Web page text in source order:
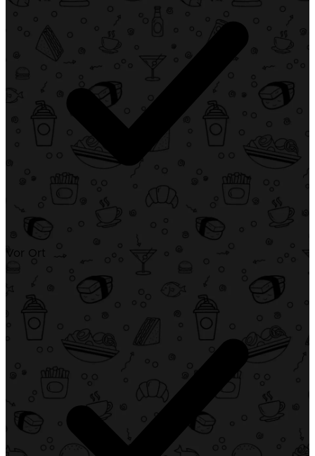
Vor Ort